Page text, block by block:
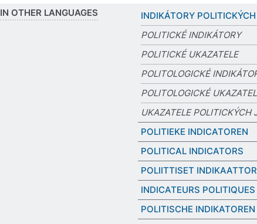
IN OTHER LANGUAGES
INDIKÁTORY
POLITICKÉ INDIKÁTORY
POLITICKÉ UKAZATELE
POLITOLOGICKÉ
POLITOLOGICKÉ
UKAZATELE POLITICKÝCH
POLITIEKE INDICATOREN
POLITICAL INDICATORS
POLIITTISET
INDICATEURS POLITIQUES
POLITISCHE INDIKATOREN